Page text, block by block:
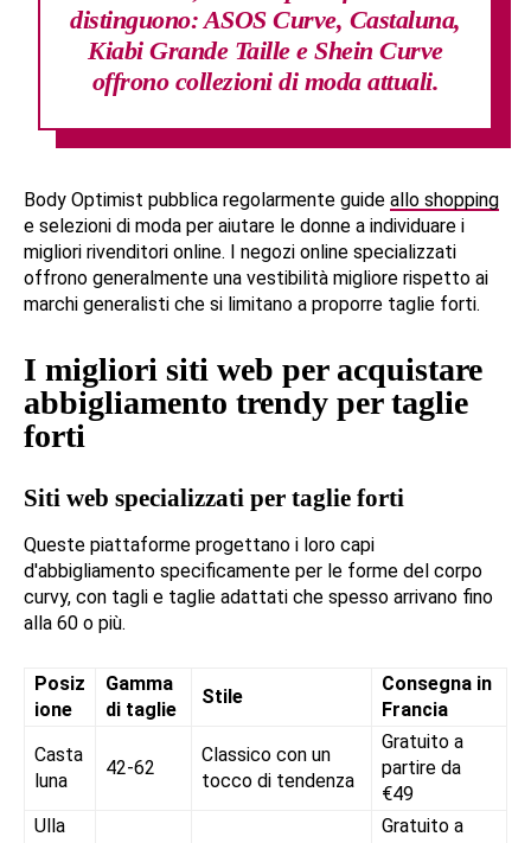
distinguono: ASOS Curve, Castaluna,
Kiabi Grande Taille e Shein Curve
offrono collezioni di moda attuali.
Body Optimist pubblica regolarmente guide allo shopping
e selezioni di moda per aiutare le donne a individuare i
migliori rivenditori online. I negozi online specializzati
offrono generalmente una vestibilità migliore rispetto ai
marchi generalisti che si limitano a proporre taglie forti.
I migliori siti web per acquistare
abbigliamento trendy per taglie
forti
Siti web specializzati per taglie forti
Queste piattaforme progettano i loro capi
d'abbigliamento specificamente per le forme del corpo
curvy, con tagli e taglie adattati che spesso arrivano fino
alla 60 o più.
Posiz
ione
Gamma
di taglie
Stile
Consegna in
Francia
Casta
luna
42-62
Classico con un
tocco di tendenza
Gratuito a
partire da
€49
Ulla
Gratuito a